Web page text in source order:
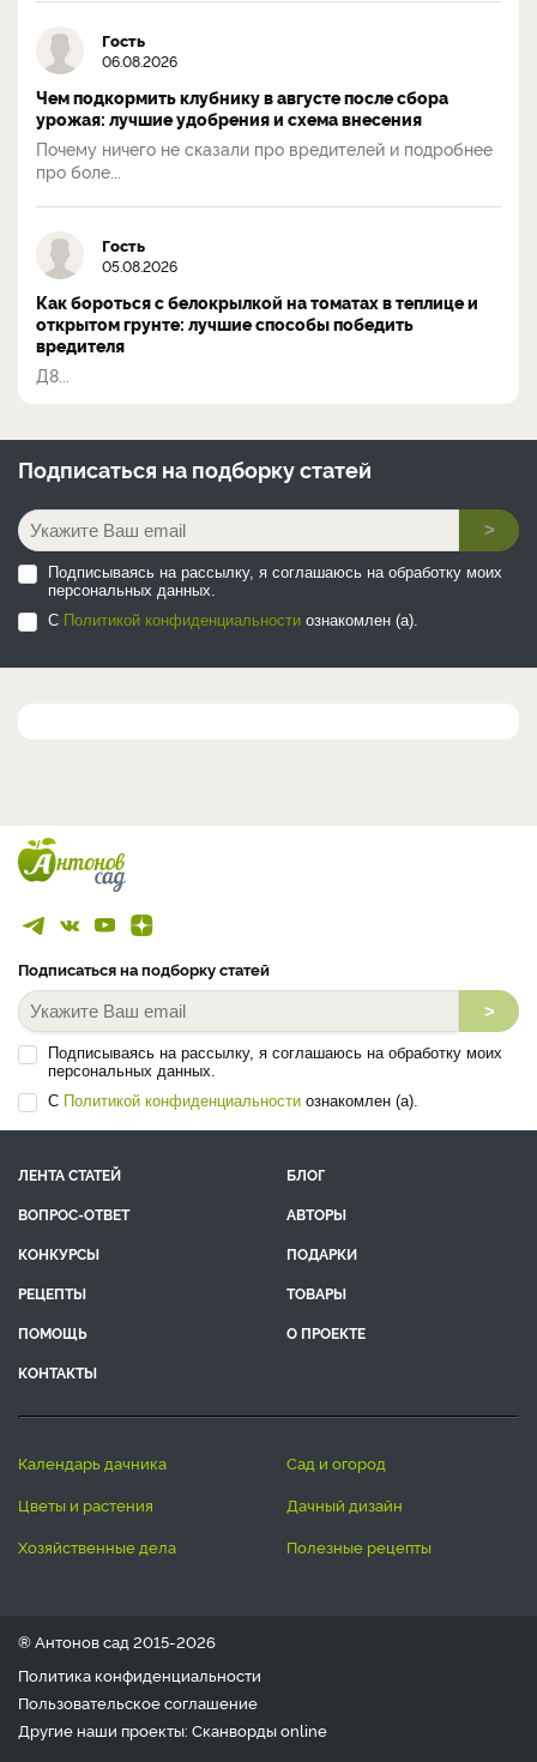
Гость
06.08.2026
Чем подкормить клубнику в августе после сбора
урожая: лучшие удобрения и схема внесения
Почему ничего не сказали про вредителей и подробнее
про боле...
Гость
05.08.2026
Как бороться с белокрылкой на томатах в теплице и
открытом грунте: лучшие способы победить
вредителя
Д8...
Подписаться на подборку статей
>
Подписываясь на рассылку, я соглашаюсь на обработку моих
персональных данных.
С Политикой конфиденциальности ознакомлен (а).
Подписаться на подборку статей
>
Подписываясь на рассылку, я соглашаюсь на обработку моих
персональных данных.
С Политикой конфиденциальности ознакомлен (а).
ЛЕНТА СТАТЕЙ
БЛОГ
ВОПРОС-ОТВЕТ
АВТОРЫ
КОНКУРСЫ
ПОДАРКИ
РЕЦЕПТЫ
ТОВАРЫ
ПОМОЩЬ
О ПРОЕКТЕ
КОНТАКТЫ
календарь дачника
сад и огород
цветы и растения
дачный дизайн
хозяйственные дела
полезные рецепты
® Антонов сад 2015-2026
Политика конфиденциальности
Пользовательское соглашение
Другие наши проекты: Сканвордыonline